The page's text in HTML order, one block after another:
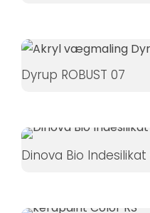
Dyrup ROBUST 07
Dinova Bio